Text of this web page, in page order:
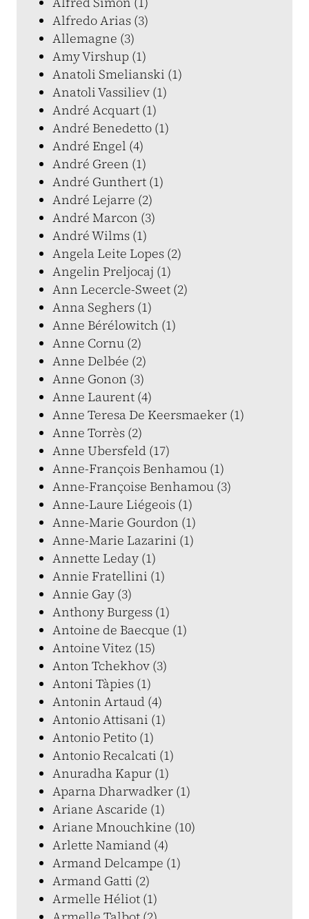
Alfredo Arias (3)
Allemagne (3)
Amy Virshup (1)
Anatoli Smelianski (1)
Anatoli Vassiliev (1)
André Acquart (1)
André Benedetto (1)
André Engel (4)
André Green (1)
André Gunthert (1)
André Lejarre (2)
André Marcon (3)
André Wilms (1)
Angela Leite Lopes (2)
Angelin Preljocaj (1)
Ann Lecercle-Sweet (2)
Anna Seghers (1)
Anne Bérélowitch (1)
Anne Cornu (2)
Anne Delbée (2)
Anne Gonon (3)
Anne Laurent (4)
Anne Teresa De Keersmaeker (1)
Anne Torrès (2)
Anne Ubersfeld (17)
Anne-François Benhamou (1)
Anne-Françoise Benhamou (3)
Anne-Laure Liégeois (1)
Anne-Marie Gourdon (1)
Anne-Marie Lazarini (1)
Annette Leday (1)
Annie Fratellini (1)
Annie Gay (3)
Anthony Burgess (1)
Antoine de Baecque (1)
Antoine Vitez (15)
Anton Tchekhov (3)
Antoni Tàpies (1)
Antonin Artaud (4)
Antonio Attisani (1)
Antonio Petito (1)
Antonio Recalcati (1)
Anuradha Kapur (1)
Aparna Dharwadker (1)
Ariane Ascaride (1)
Ariane Mnouchkine (10)
Arlette Namiand (4)
Armand Delcampe (1)
Armand Gatti (2)
Armelle Héliot (1)